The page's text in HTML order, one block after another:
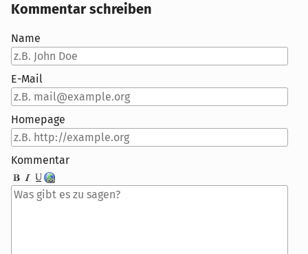
Kommentar schreiben
Name
E-Mail
Homepage
Kommentar